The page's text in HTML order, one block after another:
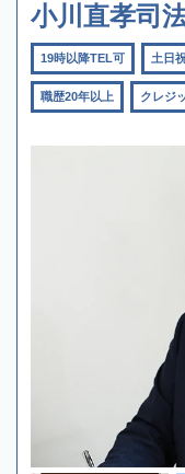
小川直孝司
19時以降TEL可 土日
職歴20年以上 クレジ